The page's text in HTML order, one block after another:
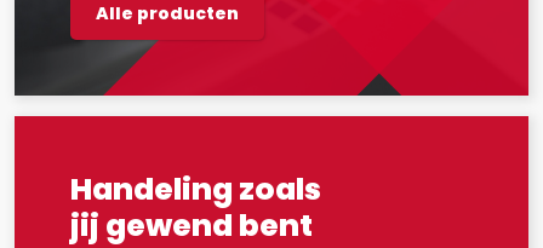
Alle producten
Handeling zoals
jij gewend bent